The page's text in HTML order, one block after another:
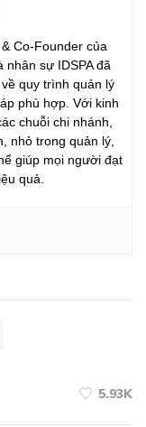
Co-Founder của
nhân sự IDSPA đã
quy trình quản lý
phù hợp. Với kinh
chuỗi chi nhánh,
nhỏ trong quản lý,
giúp mọi người đạt
quả.
5.93K